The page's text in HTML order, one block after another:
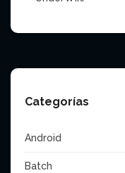
Categorías
Android
Batch